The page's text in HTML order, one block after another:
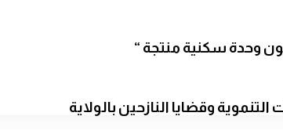
وحدة سكنية منتجة “
وقضايا النازحين بالولاية